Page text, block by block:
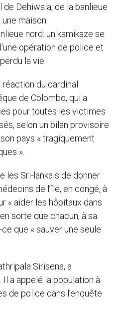
Dehiwala, de la banlieue
maison
nord: un kamikaze se
opération de police et
la vie.
du cardinal
de Colombo, qui a
pour toutes les victimes
selon un bilan provisoire
pays « tragiquement
».
les Sri-lankais de donner
de l’île, en congé, à
« aider les hôpitaux dans
sorte que chacun, à sa
que « sauver une seule
Sirisena, a
a appelé la population à
de police dans l’enquête